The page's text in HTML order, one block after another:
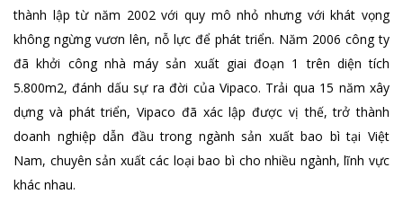
thành lập từ năm 2002 với quy mô nhỏ nhưng với khát vọng
không ngừng vươn lên, nỗ lực để phát triển. Năm 2006 công ty
đã khởi công nhà máy sản xuất giai đoạn 1 trên diện tích
5.800m2, đánh dấu sự ra đời của Vipaco. Trải qua 15 năm xây
dựng và phát triển, Vipaco đã xác lập được vị thế, trở thành
doanh nghiệp dẫn đầu trong ngành sản xuất bao bì tại Việt
Nam, chuyên sản xuất các loại bao bì cho nhiều ngành, lĩnh vực
khác nhau.